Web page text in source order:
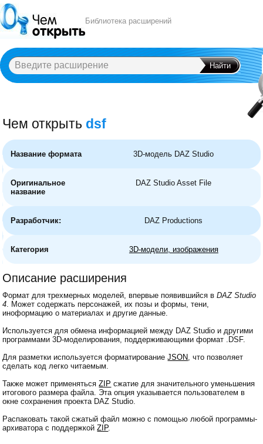
Библиотека расширений
A B C E G H X
Чем открыть dsf
Название формата 3D-модель DAZ Studio
Оригинальное
название
DAZ Studio Asset File
Разработчик: DAZ Productions
Категория 3D-модели, изображения
Описание расширения
Формат для трехмерных моделей, впервые появившийся вDAZ Studio
4. Может содержать персонажей, их позы и формы, тени,
иноформацию о материалах и другие данные.
Используется для обмена информацией между DAZ Studio и другими
программами 3D-моделирования, поддерживающими формат .DSF.
Для разметки используется форматированиеJSON, что позволяет
сделать код легко читаемым.
Также может применятьсяZIP сжатие для значительного уменьшения
итогового размера файла. Эта опция указывается пользователем в
окне сохранения проекта DAZ Studio.
Распаковать такой сжатый файл можно с помощью любой программы-
архиватора с поддержкойZIP.